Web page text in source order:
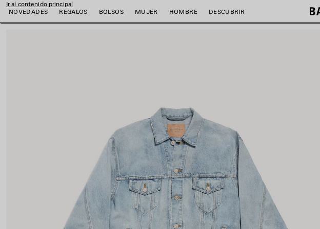
Ir al contenido principal
NOVEDADES
REGALOS BOLSOS MUJER HOMBRE DESCUBRIR